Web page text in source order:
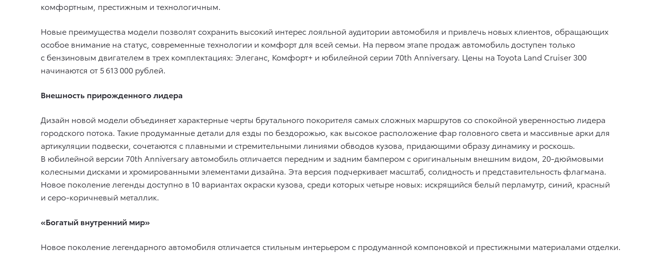
комфортным, престижным и технологичным.
Новые преимущества модели позволят сохранить высокий интерес лояльной аудитории автомобиля и привлечь новых клиентов, обращающих
особое внимание на статус, современные технологии и комфорт для всей семьи. На первом этапе продаж автомобиль доступен только
с бензиновым двигателем в трех комплектациях: Элеганс, Комфорт+ и юбилейной серии 70th Anniversary. Цены на Toyota Land Cruiser 300
начинаются от 5 613 000 рублей.
Внешность прирожденного лидера
Дизайн новой модели объединяет характерные черты брутального покорителя самых сложных маршрутов со спокойной уверенностью лидера
городского потока. Такие продуманные детали для езды по бездорожью, как высокое расположение фар головного света и массивные арки для
артикуляции подвески, сочетаются с плавными и стремительными линиями обводов кузова, придающими образу динамику и роскошь.
В юбилейной версии 70th Anniversary автомобиль отличается передним и задним бампером с оригинальным внешним видом, 20-дюймовыми
колесными дисками и хромированными элементами дизайна. Эта версия подчеркивает масштаб, солидность и представительность флагмана.
Новое поколение легенды доступно в 10 вариантах окраски кузова, среди которых четыре новых: искрящийся белый перламутр, синий, красный
и серо-коричневый металлик.
«Богатый внутренний мир»
Новое поколение легендарного автомобиля отличается стильным интерьером с продуманной компоновкой и престижными материалами отделки.